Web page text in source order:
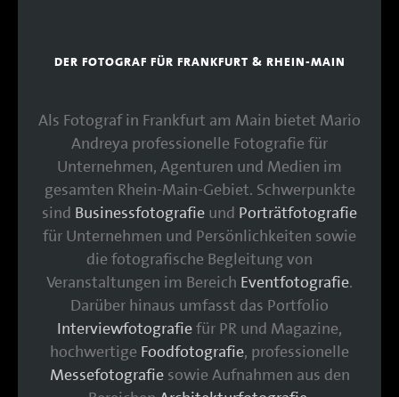
DER FOTOGRAF FÜR FRANKFURT & RHEIN-MAIN
Als Fotograf in Frankfurt am Main bietet Mario
Andreya professionelle Fotografie für
Unternehmen, Agenturen und Medien im
gesamten Rhein-Main-Gebiet. Schwerpunkte
sind Businessfotografie und Porträtfotografie
für Unternehmen und Persönlichkeiten sowie
die fotografische Begleitung von
Veranstaltungen im Bereich Eventfotografie.
Darüber hinaus umfasst das Portfolio
Interviewfotografiefür PR und Magazine,
hochwertige Foodfotografie, professionelle
Messefotografiesowie Aufnahmen aus den